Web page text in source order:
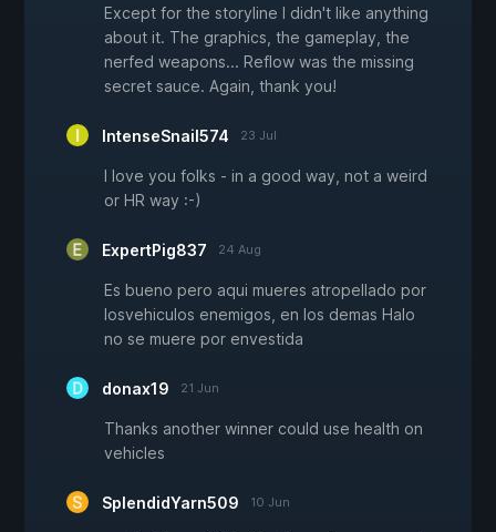
Except for the storyline I didn't like anything
about it. The graphics, the gameplay, the
nerfed weapons... Reflow was the missing
secret sauce. Again, thank you!
IntenseSnail574 23 Jul
I love you folks - in a good way, not a weird
or HR way :-)
ExpertPig837 24 Aug
Es bueno pero aqui mueres atropellado por
losvehiculos enemigos, en los demas Halo
no se muere por envestida
donax19 21 Jun
Thanks another winner could use health on
vehicles
SplendidYarn509 10 Jun